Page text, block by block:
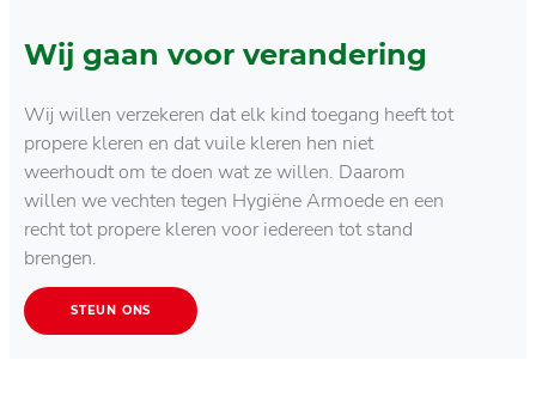
Wij gaan voor verandering
Wij willen verzekeren dat elk kind toegang heeft tot
propere kleren en dat vuile kleren hen niet
weerhoudt om te doen wat ze willen. Daarom
willen we vechten tegen Hygiëne Armoede en een
recht tot propere kleren voor iedereen tot stand
brengen.
STEUN ONS